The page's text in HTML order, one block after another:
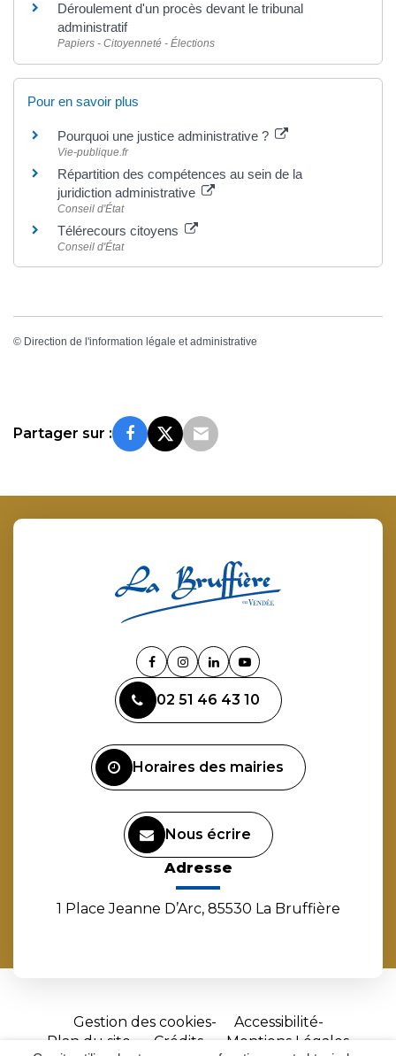
Déroulement d'un procès devant le tribunal
administratif
Papiers - Citoyenneté - Élections
Pour en savoir plus
Pourquoi une justice administrative ?
Vie-publique.fr
Répartition des compétences au sein de la
juridiction administrative
Conseil d'État
Télérecours citoyens
Conseil d'État
© Direction de l'information légale et administrative
Partager sur :
Lien
vers
le
compte
Lien
le
compte
Lien
le
compte
Lien
la
chaîne
02 51 46 43 10
Horaires des mairies
Nous écrire
Adresse
1 Place Jeanne D’Arc, 85530 La Bruffière
Gestion des cookies
Accessibilité
Plan du site
Crédits Mentions Légales